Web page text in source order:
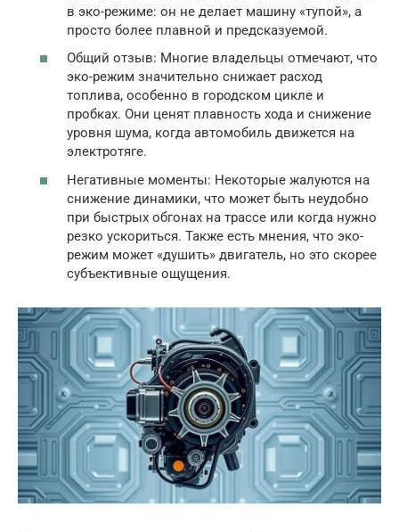
в эко-режиме: он не делает машину «тупой», а
просто более плавной и предсказуемой.
Общий отзыв: Многие владельцы отмечают, что
эко-режим значительно снижает расход
топлива, особенно в городском цикле и
пробках. Они ценят плавность хода и снижение
уровня шума, когда автомобиль движется на
электротяге.
Негативные моменты: Некоторые жалуются на
снижение динамики, что может быть неудобно
при быстрых обгонах на трассе или когда нужно
резко ускориться. Также есть мнения, что эко-
режим может «душить» двигатель, но это скорее
субъективные ощущения.